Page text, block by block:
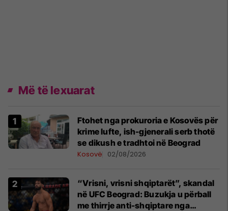
Më të lexuarat
Ftohet nga prokuroria e Kosovës për
krime lufte, ish-gjenerali serb thotë
se dikush e tradhtoi në Beograd
Kosovë 02/08/2026
“Vrisni, vrisni shqiptarët”, skandal
në UFC Beograd: Buzukja u përball
me thirrje anti-shqiptare nga